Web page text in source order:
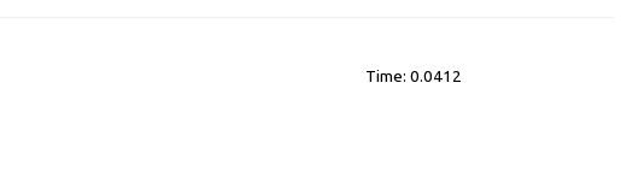
Time: 0.0412